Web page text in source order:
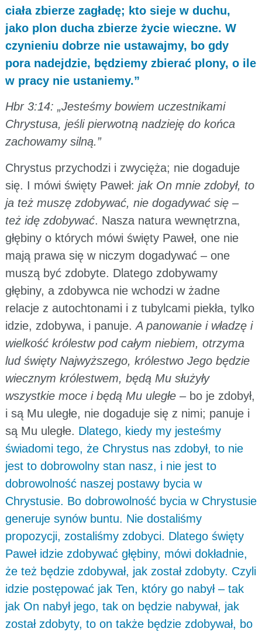
ciała zbierze zagładę; kto sieje w duchu,
jako plon ducha zbierze życie wieczne. W
czynieniu dobrze nie ustawajmy, bo gdy
pora nadejdzie, będziemy zbierać plony, o ile
w pracy nie ustaniemy.”
Hbr 3:14: „Jesteśmy bowiem uczestnikami
Chrystusa, jeśli pierwotną nadzieję do końca
zachowamy silną.”
Chrystus przychodzi i zwycięża; nie dogaduje
się. I mówi święty Paweł: jak On mnie zdobył, to
ja też muszę zdobywać, nie dogadywać się –
też idę zdobywać. Nasza natura wewnętrzna,
głębiny o których mówi święty Paweł, one nie
mają prawa się w niczym dogadywać – one
muszą być zdobyte. Dlatego zdobywamy
głębiny, a zdobywca nie wchodzi w żadne
relacje z autochtonami i z tubylcami piekła, tylko
idzie, zdobywa, i panuje.A panowanie i władzę i
wielkość królestw pod całym niebiem, otrzyma
lud święty Najwyższego, królestwo Jego będzie
wiecznym królestwem, będą Mu służyły
wszystkie moce i będą Mu uległe– bo je zdobył,
i są Mu uległe, nie dogaduje się z nimi; panuje i
są Mu uległe. Dlatego, kiedy my jesteśmy
świadomi tego, że Chrystus nas zdobył, to nie
jest to dobrowolny stan nasz, i nie jest to
dobrowolność naszej postawy bycia w
Chrystusie. Bo dobrowolność bycia w Chrystusie
generuje synów buntu. Nie dostaliśmy
propozycji, zostaliśmy zdobyci. Dlatego święty
Paweł idzie zdobywać głębiny, mówi dokładnie,
że też będzie zdobywał, jak został zdobyty. Czyli
idzie postępować jak Ten, który go nabył – tak
jak On nabył jego, tak on będzie nabywał, jak
został zdobyty, to on także będzie zdobywał, bo